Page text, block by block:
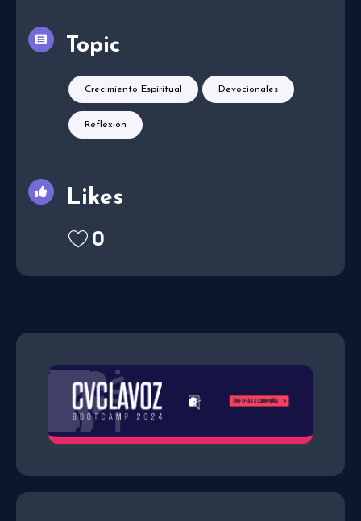
Topic
Crecimiento Espiritual Devocionales
Reflexión
Likes
0